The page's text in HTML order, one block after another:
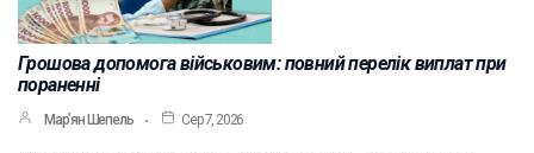
Грошова допомога військовим: повний перелік виплат при
пораненні
Мар’ян Шепель Сер 7, 2026